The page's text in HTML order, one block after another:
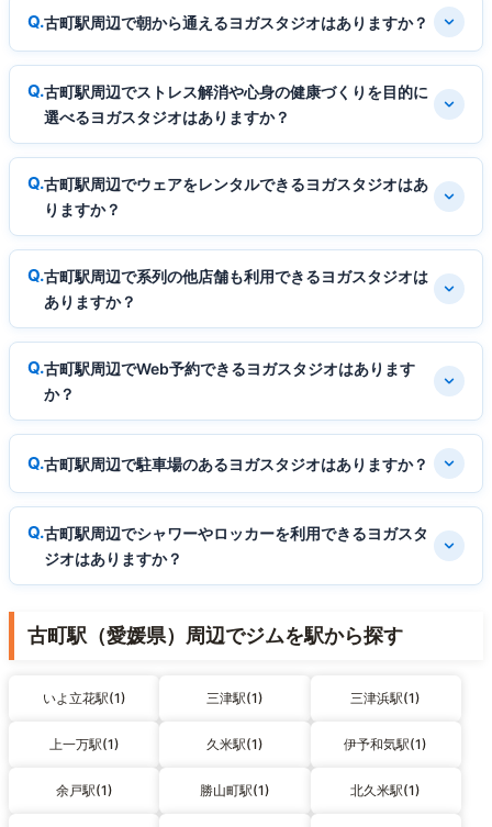
古町駅周辺で朝から通えるヨガスタジオはありますか？
古町駅周辺でストレス解消や心身の健康づくりを目的に
選べるヨガスタジオはありますか？
古町駅周辺でウェアをレンタルできるヨガスタジオはあ
りますか？
古町駅周辺で系列の他店舗も利用できるヨガスタジオは
ありますか？
古町駅周辺でWeb予約できるヨガスタジオはあります
か？
古町駅周辺で駐車場のあるヨガスタジオはありますか？
古町駅周辺でシャワーやロッカーを利用できるヨガスタ
ジオはありますか？
古町駅（愛媛県）周辺でジムを駅から探す
いよ立花駅(1) 三津駅(1) 三津浜駅(1)
上一万駅(1) 久米駅(1) 伊予和気駅(1)
余戸駅(1) 勝山町駅(1) 北久米駅(1)